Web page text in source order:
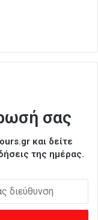
σας
και δείτε
της ημέρας.